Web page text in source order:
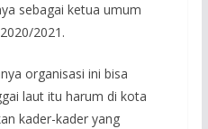
sebagai ketua umum
2021.
organisasi ini bisa
laut itu harum di kota
kader-kader yang